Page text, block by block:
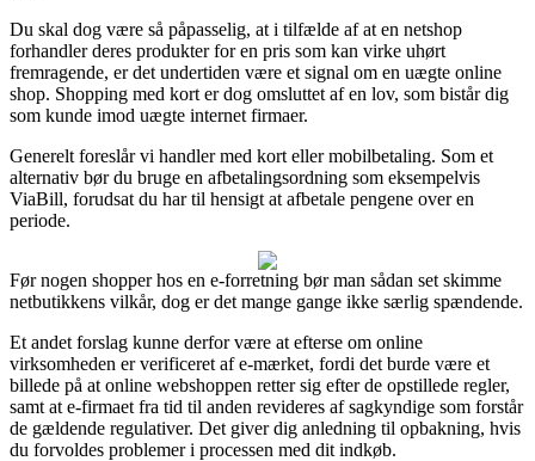
Du skal dog være så påpasselig, at i tilfælde af at en netshop
forhandler deres produkter for en pris som kan virke uhørt
fremragende, er det undertiden være et signal om en uægte online
shop. Shopping med kort er dog omsluttet af en lov, som bistår dig
som kunde imod uægte internet firmaer.
Generelt foreslår vi handler med kort eller mobilbetaling. Som et
alternativ bør du bruge en afbetalingsordning som eksempelvis
ViaBill, forudsat du har til hensigt at afbetale pengene over en
periode.
Før nogen shopper hos en e-forretning bør man sådan set skimme
netbutikkens vilkår, dog er det mange gange ikke særlig spændende.
Et andet forslag kunne derfor være at efterse om online
virksomheden er verificeret af e-mærket, fordi det burde være et
billede på at online webshoppen retter sig efter de opstillede regler,
samt at e-firmaet fra tid til anden revideres af sagkyndige som forstår
de gældende regulativer. Det giver dig anledning til opbakning, hvis
du forvoldes problemer i processen med dit indkøb.